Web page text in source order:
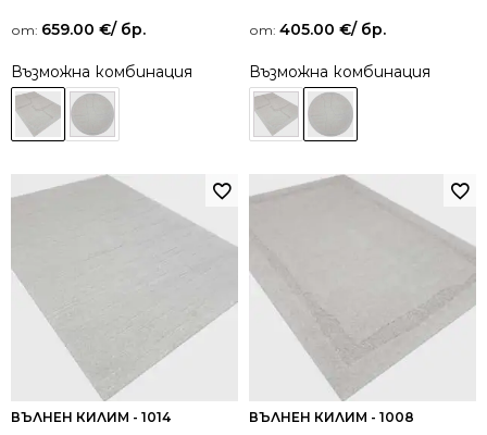
от: 659.00 €/ бр.
Възможна комбинация
от: 405.00 €/ бр.
Възможна комбинация
ВЪЛНЕН КИЛИМ - 1014 ВЪЛНЕН КИЛИМ - 1008